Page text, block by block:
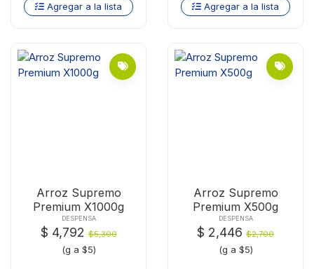
Agregar a la lista Agregar a la lista
Arroz Supremo
Premium X1000g
DESPENSA
$ 4,792$5,300
(g a $5)
Arroz Supremo
Premium X500g
DESPENSA
$ 2,446 $2,700
(g a $5)